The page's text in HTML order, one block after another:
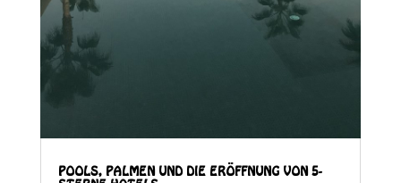
POOLS, PALMEN UND DIE ERÖFFNUNG VON 5-